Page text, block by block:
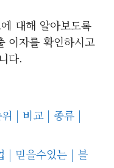
대해 알아보도록
이자를 확인하시고
다.
| 비교 | 종류 |
| 믿을수있는 | 블